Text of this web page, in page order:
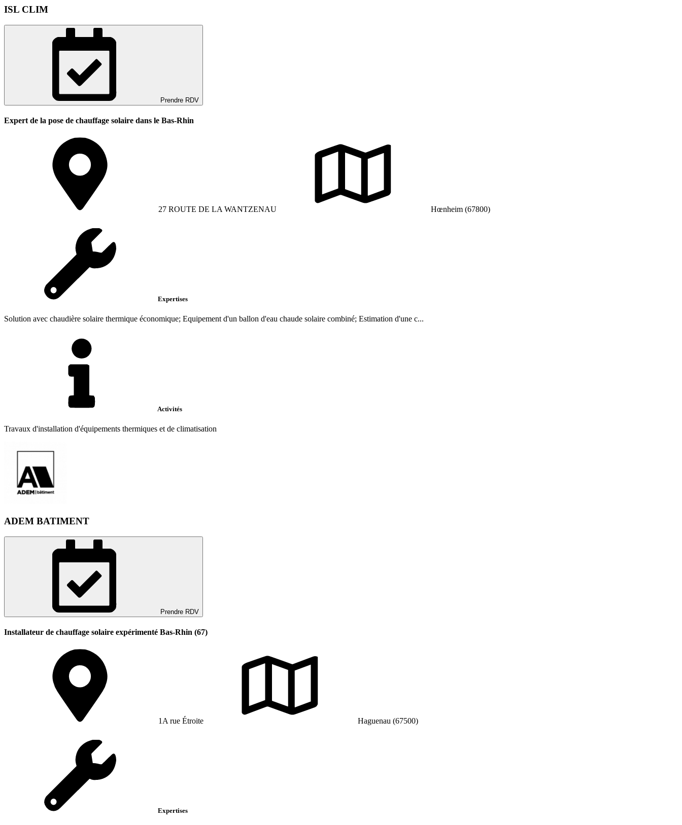
ISL CLIM
Prendre RDV
Expert de la pose de chauffage solaire dans le Bas-Rhin
27 ROUTE DE LA WANTZENAU Hœnheim (67800)
Expertises
Solution avec chaudière solaire thermique économique; Equipement d'un ballon d'eau chaude solaire combiné; Estimation d'une c...
Activités
Travaux d'installation d'équipements thermiques et de climatisation
ADEM BATIMENT
Prendre RDV
Installateur de chauffage solaire expérimenté Bas-Rhin (67)
1A rue Étroite Haguenau (67500)
Expertises